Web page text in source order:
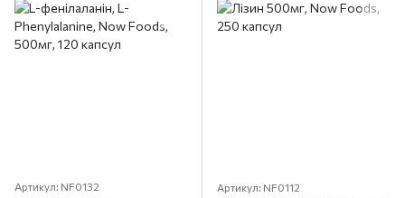
Артикул: NF0132 Артикул: NF0112